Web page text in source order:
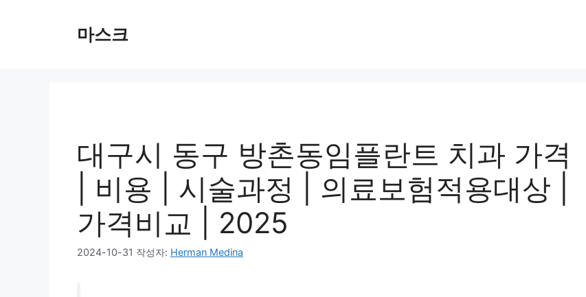
마스크
대구시 동구 방촌동임플란트 치과 가격
| 비용 | 시술과정 | 의료보험적용대상 |
가격비교 | 2025
2024-10-31 작성자: Herman Medina